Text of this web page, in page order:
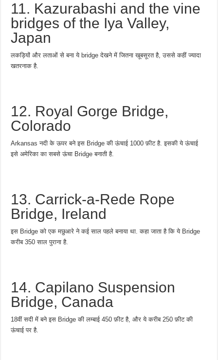
11. Kazurabashi and the vine
bridges of the Iya Valley,
Japan
लकड़ियों और लताओं से बना ये bridge देखने में जितना खूबसूरत है, उससे कहीं ज्यादा
खतरनाक है.
12. Royal Gorge Bridge,
Colorado
Arkansas नदी के ऊपर बने इस Bridge की ऊंचाई 1000 फ़ीट है. इसकी ये ऊंचाई
इसे अमेरिका का सबसे ऊंचा Bridge बनाती है.
13. Carrick-a-Rede Rope
Bridge, Ireland
इस Bridge को एक मछुआरे ने कई साल पहले बनाया था. कहा जाता है कि ये Bridge
करीब 350 साल पुराना है.
14. Capilano Suspension
Bridge, Canada
18वीं सदी में बने इस Bridge की लम्बाई 450 फ़ीट है, और ये करीब 250 फ़ीट की
ऊंचाई पर है.